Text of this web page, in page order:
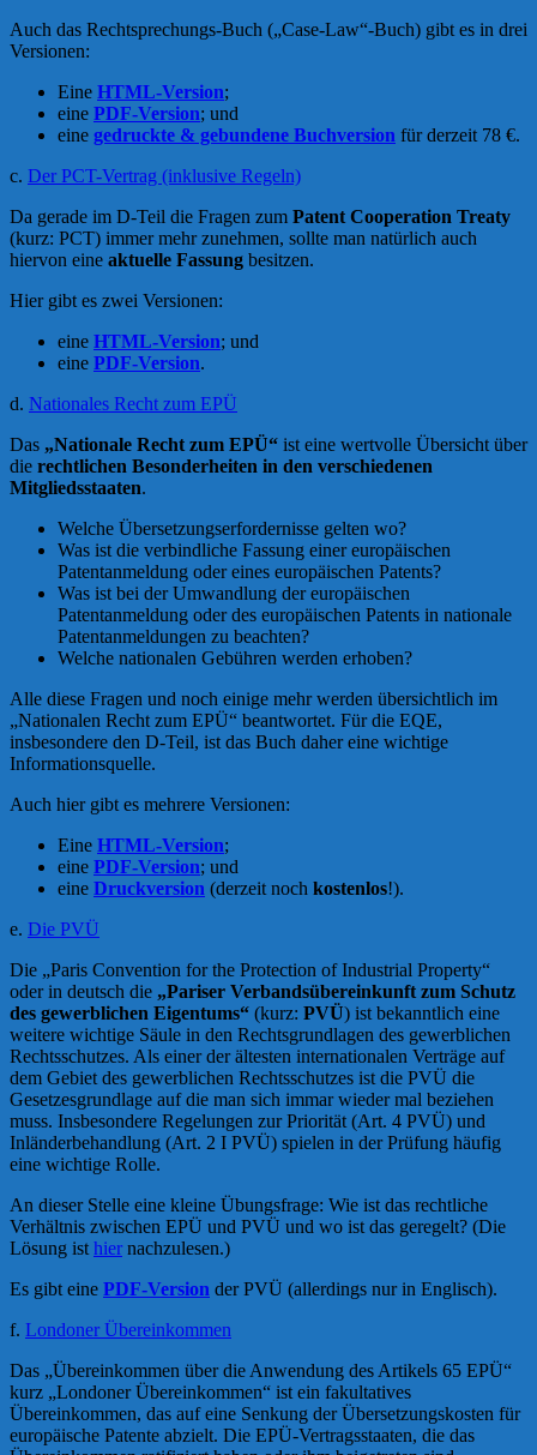
Auch das Rechtsprechungs-Buch („Case-Law“-Buch) gibt es in drei
Versionen:
Eine HTML-Version;
eine PDF-Version; und
eine gedruckte & gebundene Buchversion für derzeit 78 €.
c. Der PCT-Vertrag (inklusive Regeln)
Da gerade im D-Teil die Fragen zum Patent Cooperation Treaty
(kurz: PCT) immer mehr zunehmen, sollte man natürlich auch
hiervon eine aktuelle Fassung besitzen.
Hier gibt es zwei Versionen:
eine HTML-Version; und
eine PDF-Version.
d. Nationales Recht zum EPÜ
Das „Nationale Recht zum EPÜ“ ist eine wertvolle Übersicht über
die rechtlichen Besonderheiten in den verschiedenen
Mitgliedsstaaten.
Welche Übersetzungserfordernisse gelten wo?
Was ist die verbindliche Fassung einer europäischen
Patentanmeldung oder eines europäischen Patents?
Was ist bei der Umwandlung der europäischen
Patentanmeldung oder des europäischen Patents in nationale
Patentanmeldungen zu beachten?
Welche nationalen Gebühren werden erhoben?
Alle diese Fragen und noch einige mehr werden übersichtlich im
„Nationalen Recht zum EPÜ“ beantwortet. Für die EQE,
insbesondere den D-Teil, ist das Buch daher eine wichtige
Informationsquelle.
Auch hier gibt es mehrere Versionen:
Eine HTML-Version;
eine PDF-Version; und
eine Druckversion (derzeit noch kostenlos!).
e. Die PVÜ
Die „Paris Convention for the Protection of Industrial Property“
oder in deutsch die „Pariser Verbandsübereinkunft zum Schutz
des gewerblichen Eigentums“ (kurz: PVÜ) ist bekanntlich eine
weitere wichtige Säule in den Rechtsgrundlagen des gewerblichen
Rechtsschutzes. Als einer der ältesten internationalen Verträge auf
dem Gebiet des gewerblichen Rechtsschutzes ist die PVÜ die
Gesetzesgrundlage auf die man sich immar wieder mal beziehen
muss. Insbesondere Regelungen zur Priorität (Art. 4 PVÜ) und
Inländerbehandlung (Art. 2 I PVÜ) spielen in der Prüfung häufig
eine wichtige Rolle.
An dieser Stelle eine kleine Übungsfrage: Wie ist das rechtliche
Verhältnis zwischen EPÜ und PVÜ und wo ist das geregelt? (Die
Lösung ist hier nachzulesen.)
Es gibt eine PDF-Version der PVÜ (allerdings nur in Englisch).
f. Londoner Übereinkommen
Das „Übereinkommen über die Anwendung des Artikels 65 EPÜ“
kurz „Londoner Übereinkommen“ ist ein fakultatives
Übereinkommen, das auf eine Senkung der Übersetzungskosten für
europäische Patente abzielt. Die EPÜ-Vertragsstaaten, die das